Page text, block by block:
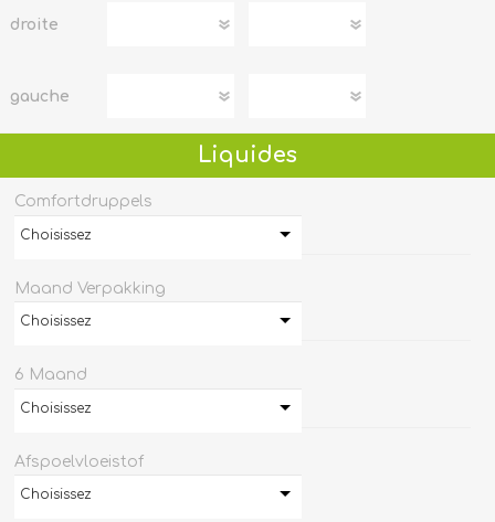
droite
gauche
Liquides
Comfortdruppels
Choisissez
Maand Verpakking
Choisissez
6 Maand
Choisissez
Afspoelvloeistof
Choisissez